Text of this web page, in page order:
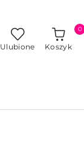
Ulubione Koszyk
0